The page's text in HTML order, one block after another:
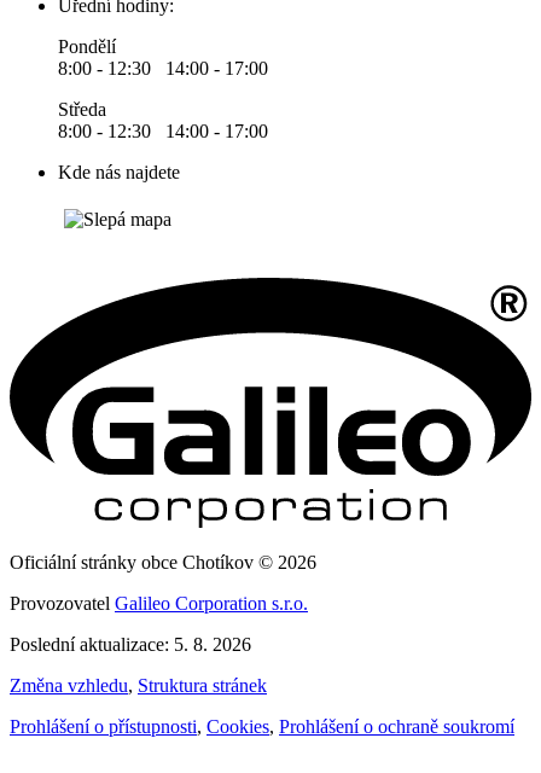
Úřední hodiny:
Pondělí
8:00 - 12:30 14:00 - 17:00
Středa
8:00 - 12:30 14:00 - 17:00
Kde nás najdete
Oficiální stránky obce Chotíkov © 2026
Provozovatel Galileo Corporation s.r.o.
Poslední aktualizace: 5. 8. 2026
Změna vzhledu, Struktura stránek
Prohlášení o přístupnosti, Cookies, Prohlášení o ochraně soukromí